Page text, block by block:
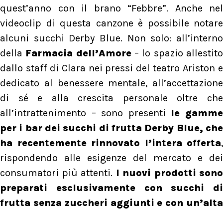
quest’anno con il brano “Febbre”. Anche nel
videoclip di questa canzone è possibile notare
alcuni succhi Derby Blue. Non solo: all’interno
della Farmacia dell’Amore– lo spazio allestito
dallo staff di Clara nei pressi del teatro Ariston e
dedicato al benessere mentale, all’accettazione
di sé e alla crescita personale oltre che
all’intrattenimento – sono presenti le gamme
per i bar dei succhi di frutta Derby Blue, che
ha recentemente rinnovato l’intera offerta,
rispondendo alle esigenze del mercato e dei
consumatori più attenti. I nuovi prodotti sono
preparati esclusivamente con succhi di
frutta senza zuccheri aggiunti e con un’alta